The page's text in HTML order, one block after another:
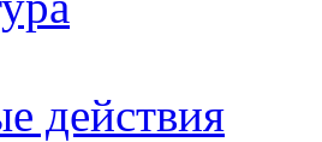
действия